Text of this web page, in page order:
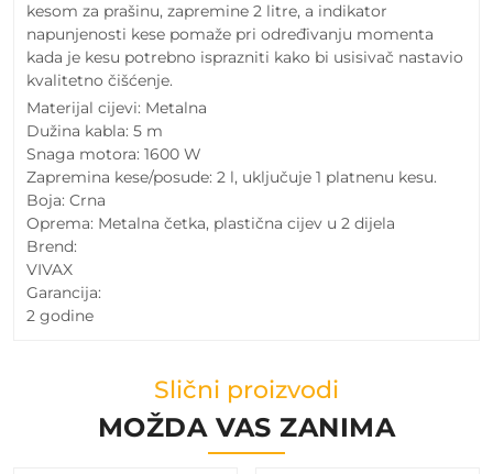
kesom za prašinu, zapremine 2 litre, a indikator
napunjenosti kese pomaže pri određivanju momenta
kada je kesu potrebno isprazniti kako bi usisivač nastavio
kvalitetno čišćenje.
Materijal cijevi: Metalna
Dužina kabla: 5 m
Snaga motora: 1600 W
Zapremina kese/posude: 2 l, uključuje 1 platnenu kesu.
Boja: Crna
Oprema: Metalna četka, plastična cijev u 2 dijela
Brend:
VIVAX
Garancija:
2 godine
Slični proizvodi
MOŽDA VAS ZANIMA